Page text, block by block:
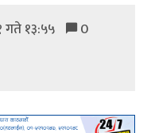
गते १३:५५ 0